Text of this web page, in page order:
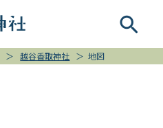
＞ 越谷香取神社 ＞ 地図